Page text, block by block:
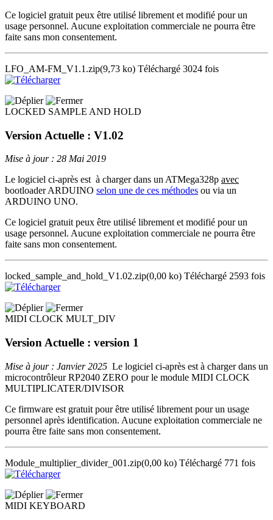
Ce logiciel gratuit peux être utilisé librement et modifié pour un
usage personnel. Aucune exploitation commerciale ne pourra être
faite sans mon consentement.
LFO_AM-FM_V1.1.zip(9,73 ko) Téléchargé 3024 fois
LOCKED SAMPLE AND HOLD
Version Actuelle : V1.02
Mise à jour : 28 Mai 2019
Le logiciel ci-après est à charger dans un ATMega328p avec
bootloader ARDUINO selon une de ces méthodes ou via un
ARDUINO UNO.
Ce logiciel gratuit peux être utilisé librement et modifié pour un
usage personnel. Aucune exploitation commerciale ne pourra être
faite sans mon consentement.
locked_sample_and_hold_V1.02.zip(0,00 ko) Téléchargé 2593 fois
MIDI CLOCK MULT_DIV
Version Actuelle : version 1
Mise à jour : Janvier 2025 Le logiciel ci-après est à charger dans un
microcontrôleur RP2040 ZERO pour le module MIDI CLOCK
MULTIPLICATER/DIVISOR
Ce firmware est gratuit pour être utilisé librement pour un usage
personnel après identification. Aucune exploitation commerciale ne
pourra être faite sans mon consentement.
Module_multiplier_divider_001.zip(0,00 ko) Téléchargé 771 fois
MIDI KEYBOARD